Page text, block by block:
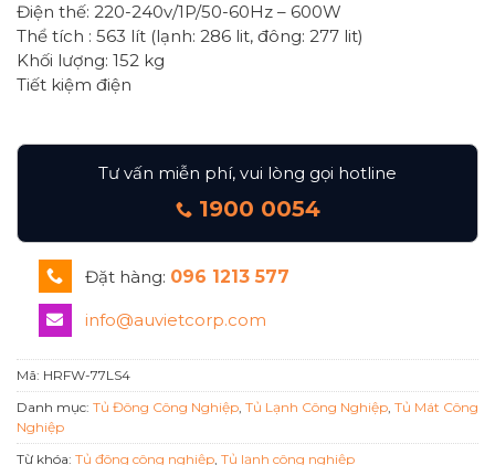
Điện thế: 220-240v/1P/50-60Hz – 600W
Thể tích : 563 lít (lạnh: 286 lit, đông: 277 lit)
Khối lượng: 152 kg
Tiết kiệm điện
Tư vấn miễn phí, vui lòng gọi hotline
1900 0054
Đặt hàng: 096 1213 577
info@auvietcorp.com
Mã: HRFW-77LS4
Danh mục: Tủ Đông Công Nghiệp Tủ Lạnh Công Nghiệp Tủ Mát Công
Nghiệp
Từ khóa: Tủ đông công nghiệp Tủ lạnh công nghiệp